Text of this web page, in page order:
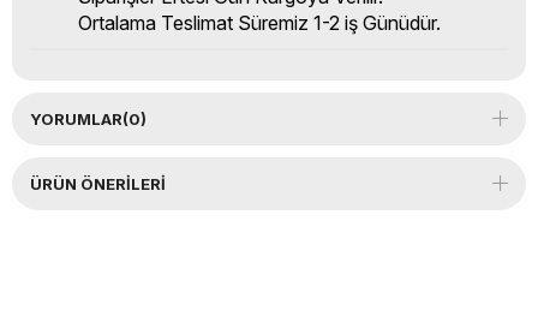
Ortalama Teslimat Süremiz 1-2 iş Günüdür.
YORUMLAR(0)
ÜRÜN ÖNERILERI